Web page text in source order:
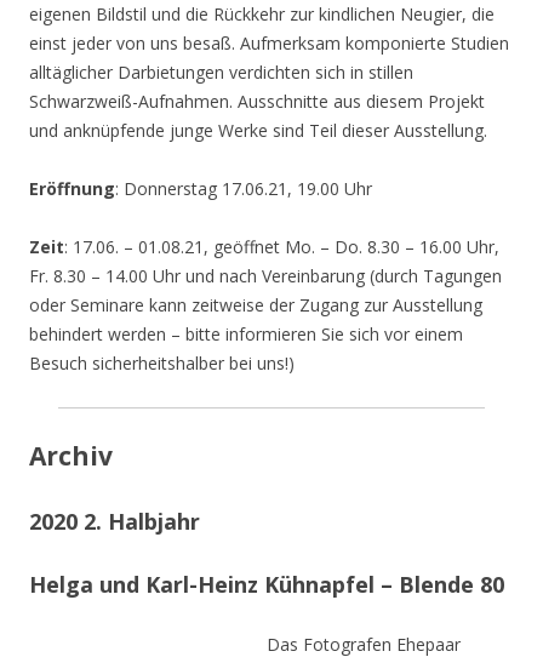
eigenen Bildstil und die Rückkehr zur kindlichen Neugier, die
einst jeder von uns besaß. Aufmerksam komponierte Studien
alltäglicher Darbietungen verdichten sich in stillen
Schwarzweiß-Aufnahmen. Ausschnitte aus diesem Projekt
und anknüpfende junge Werke sind Teil dieser Ausstellung.
Eröffnung: Donnerstag 17.06.21, 19.00 Uhr
Zeit: 17.06. – 01.08.21, geöffnet Mo. – Do. 8.30 – 16.00 Uhr,
Fr. 8.30 – 14.00 Uhr und nach Vereinbarung (durch Tagungen
oder Seminare kann zeitweise der Zugang zur Ausstellung
behindert werden – bitte informieren Sie sich vor einem
Besuch sicherheitshalber bei uns!)
Archiv
2020 2. Halbjahr
Helga und Karl-Heinz Kühnapfel – Blende 80
Das Fotografen Ehepaar